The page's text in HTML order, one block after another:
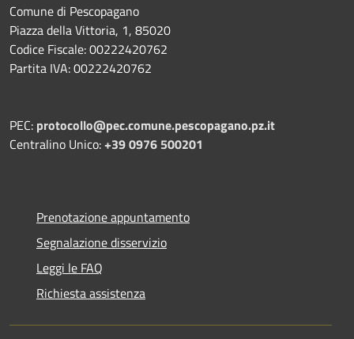
Comune di Pescopagano
Piazza della Vittoria, 1, 85020
Codice Fiscale: 00222420762
Partita IVA: 00222420762
PEC: protocollo@pec.comune.pescopagano.pz.it
Centralino Unico:+39 0976 500201
Prenotazione appuntamento
Segnalazione disservizio
Leggi le FAQ
Richiesta assistenza